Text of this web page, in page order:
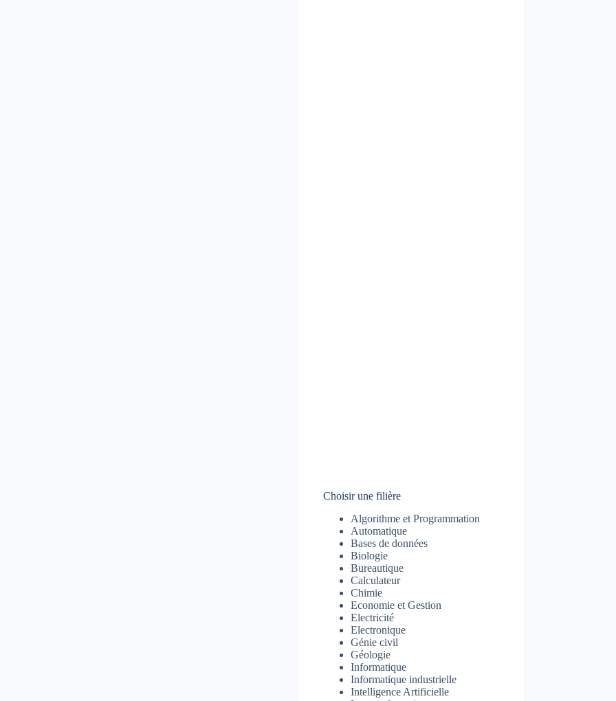
Choisir une filière
Algorithme et Programmation
Automatique
Bases de données
Biologie
Bureautique
Calculateur
Chimie
Economie et Gestion
Electricité
Electronique
Génie civil
Géologie
Informatique
Informatique industrielle
Intelligence Artificielle